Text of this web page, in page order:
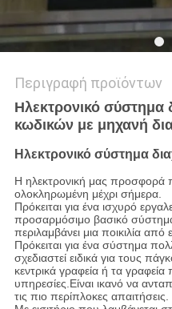
Περιγραφή προϊόντων
Ηλεκτρονικό σύστημα
κωδικών με μηχανή
Ηλεκτρονικό σύστημα
Η ηλεκτρονική μας προσφορά
ολοκληρωμένη μέχρι σήμερα.
Πρόκειται για ένα ισχυρό
προσαρμόσιμο βασικό
περιλαμβάνει μια ποικιλία από
Πρόκειται για ένα σύστημα
σχεδιαστεί ειδικά για τους
κεντρικά γραφεία ή τα
υπηρεσίες.Είναι ικανό να
τις πιο περίπλοκες απαιτήσεις.